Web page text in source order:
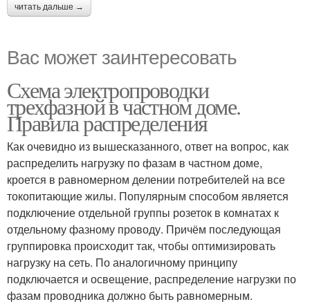
читать дальше →
Вас может заинтересовать
Схема электропроводки
трехфазной в частном доме.
Правила распределения
Как очевидно из вышесказанного, ответ на вопрос, как
распределить нагрузку по фазам в частном доме,
кроется в равномерном делении потребителей на все
токопитающие жилы. Популярным способом является
подключение отдельной группы розеток в комнатах к
отдельному фазному проводу. Причём последующая
группировка происходит так, чтобы оптимизировать
нагрузку на сеть. По аналогичному принципу
подключается и освещение, распределение нагрузки по
фазам проводника должно быть равномерным.